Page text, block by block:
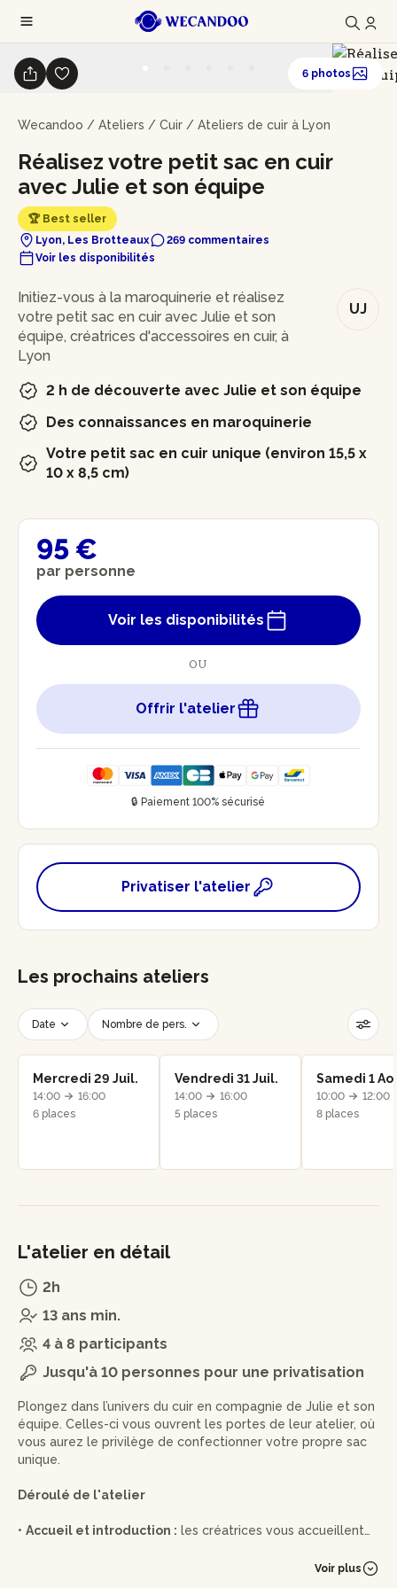
Wecandoo / Ateliers / Cuir / Ateliers de cuir à Lyon
Réalisez votre petit sac en cuir
avec Julie et son équipe
🏆 Best seller
Lyon, Les Brotteaux
269 commentaires
Voir les disponibilités
6 photos
En bref
UJ
Initiez-vous à la maroquinerie et réalisez
votre petit sac en cuir avec Julie et son
équipe, créatrices d'accessoires en cuir, à
Lyon
2 h de découverte avec Julie et son équipe
Des connaissances en maroquinerie
Votre petit sac en cuir unique (environ 15,5 x
10 x 8,5 cm)
95 €
par personne
Voir les disponibilités
OU
Offrir l'atelier
🔒 Paiement 100% sécurisé
Privatiser l'atelier
Les prochains ateliers
Date Nombre de pers.
Créneau horaire Réinitialiser les filtres
Mercredi 29 Juil.
14:00
16:00
6 places
Vendredi 31 Juil.
14:00
16:00
5 places
Samedi 1
10:00
12:00
8 places
L'atelier en détail
2h
13 ans min.
4 à 8 participants
Jusqu'à 10 personnes pour une privatisation
Plongez dans l’univers du cuir en compagnie de Julie et son
équipe. Celles-ci vous ouvrent les portes de leur atelier, où
vous aurez le privilège de confectionner votre propre sac
unique.
Déroulé de l'atelier
• Accueil et introduction : les créatrices vous accueillent
Voir plus